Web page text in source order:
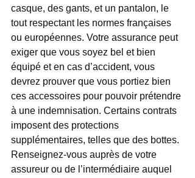
casque, des gants, et un pantalon, le
tout respectant les normes françaises
ou européennes. Votre assurance peut
exiger que vous soyez bel et bien
équipé et en cas d’accident, vous
devrez prouver que vous portiez bien
ces accessoires pour pouvoir prétendre
à une indemnisation. Certains contrats
imposent des protections
supplémentaires, telles que des bottes.
Renseignez-vous auprès de votre
assureur ou de l’intermédiaire auquel